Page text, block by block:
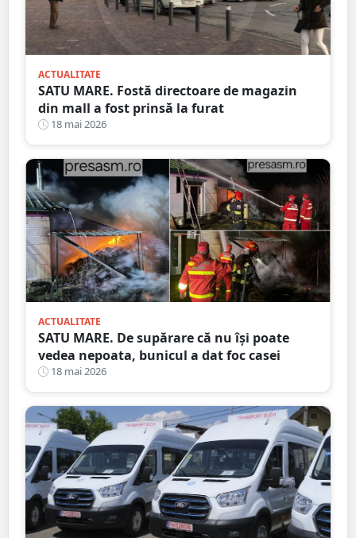
ACTUALITATE
SATU MARE. Fostă directoare de magazin
din mall a fost prinsă la furat
18 mai 2026
ACTUALITATE
SATU MARE. De supărare că nu își poate
vedea nepoata, bunicul a dat foc casei
18 mai 2026